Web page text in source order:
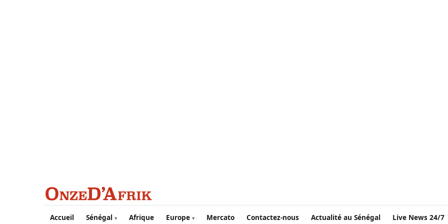
Aller au contenu principal
Accueil Sénégal Afrique Europe Mercato Contactez-nous Actualité au Sénégal Live News 24/7